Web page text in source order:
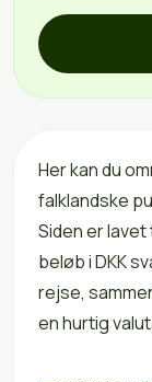
Her kan du
falklandske
Siden er
beløb i DKK
rejse,
en hurtig